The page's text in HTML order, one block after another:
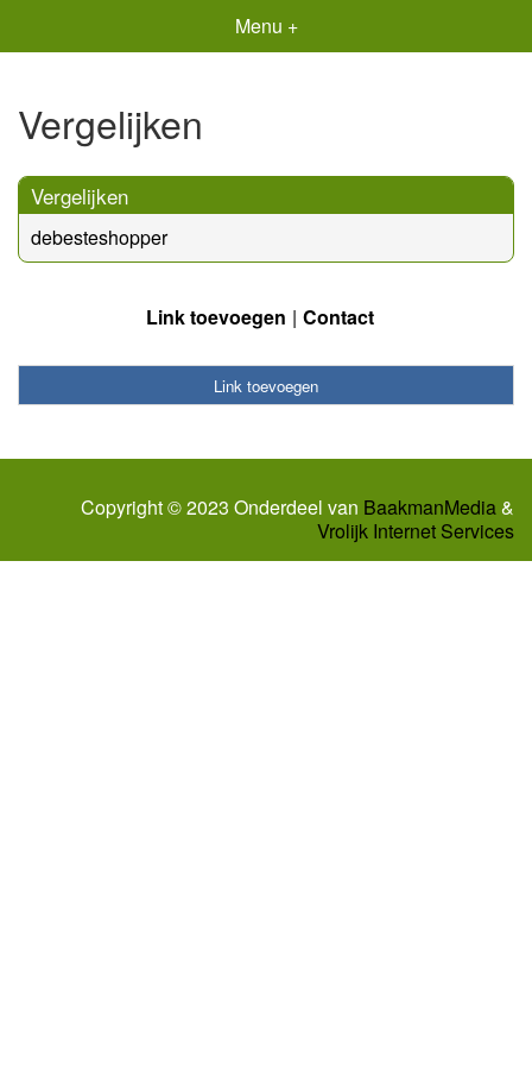
Menu +
Vergelijken
Vergelijken
debesteshopper
Link toevoegen Contact
Link toevoegen
Copyright © 2023 Onderdeel van BaakmanMedia&
Vrolijk Internet Services